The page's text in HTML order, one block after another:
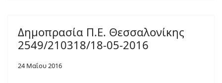
Δημοπρασία Π.Ε. Θεσσαλονίκης
2549/210318/18-05-2016
24 Μαΐου 2016